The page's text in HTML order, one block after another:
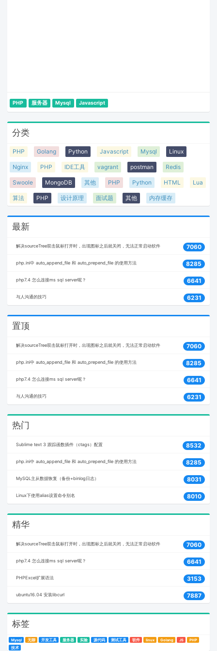
PHP 服务器 Mysql Javascript
分类
PHP Golang Python Javascript Mysql Linux
Nginx PHP IDE工具 vagrant postman Redis
Swoole MongoDB 其他 PHP Python HTML Lua
算法 PHP 设计原理 面试题 其他 内存缓存
最新
解决sourceTree双击鼠标打开时，出现图标之后就关闭，无法正常启动软件 7060
php.ini中 auto_append_file 和 auto_prepend_file 的使用方法 8285
php7.4 怎么连接ms sql server呢？ 6641
与人沟通的技巧 6231
置顶
解决sourceTree双击鼠标打开时，出现图标之后就关闭，无法正常启动软件 7060
php.ini中 auto_append_file 和 auto_prepend_file 的使用方法 8285
php7.4 怎么连接ms sql server呢？ 6641
与人沟通的技巧 6231
热门
Sublime text 3 跟踪函数插件（ctags）配置 8532
php.ini中 auto_append_file 和 auto_prepend_file 的使用方法 8285
MySQL主从数据恢复（备份+binlog日志） 8031
Linux下使用alias设置命令别名 8010
精华
解决sourceTree双击鼠标打开时，出现图标之后就关闭，无法正常启动软件 7060
php7.4 怎么连接ms sql server呢？ 6641
PHPExcel扩展语法 3153
ubuntu16.04 安装libcurl 7887
标签
Mysql 无聊 开发工具 服务器 实验 源代码 测试工具 软件 linux Golang JS
PHP
技术